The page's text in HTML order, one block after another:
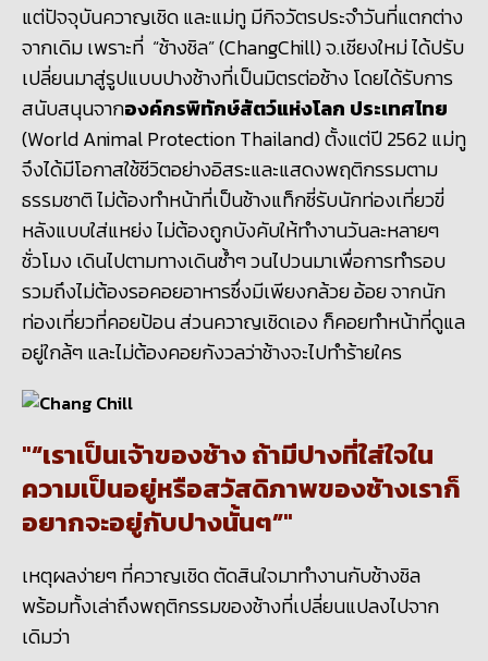
แต่ปัจจุบันควาญเชิด และแม่ทู มีกิจวัตรประจำวันที่แตกต่าง
จากเดิม เพราะที่ “ช้างชิล”(ChangChill)จ.เชียงใหม่ ได้ปรับ
เปลี่ยนมาสู่รูปแบบปางช้างที่เป็นมิตรต่อช้าง โดยได้รับการ
สนับสนุนจากองค์กรพิทักษ์สัตว์แห่งโลก ประเทศไทย
(World Animal Protection Thailand)ตั้งแต่ปี2562แม่ทู
จึงได้มีโอกาสใช้ชีวิตอย่างอิสระและแสดงพฤติกรรมตาม
ธรรมชาติ ไม่ต้องทำหน้าที่เป็นช้างแท็กซี่รับนักท่องเที่ยวขี่
หลังแบบใส่แหย่ง ไม่ต้องถูกบังคับให้ทำงานวันละหลายๆ
ชั่วโมง เดินไปตามทางเดินซ้ำๆ วนไปวนมาเพื่อการทำรอบ
รวมถึงไม่ต้องรอคอยอาหารซึ่งมีเพียงกล้วย อ้อยจากนัก
ท่องเที่ยวที่คอยป้อน ส่วนควาญเชิดเอง ก็คอยทำหน้าที่ดูแล
อยู่ใกล้ๆ และไม่ต้องคอยกังวลว่าช้างจะไปทำร้ายใคร
“เราเป็นเจ้าของช้าง ถ้ามีปางที่ใส่ใจใน
ความเป็นอยู่หรือสวัสดิภาพของช้างเราก็
อยากจะอยู่กับปางนั้นๆ”
เหตุผลง่ายๆ ที่ควาญเชิด ตัดสินใจมาทำงานกับช้างชิล
พร้อมทั้งเล่าถึงพฤติกรรมของช้างที่เปลี่ยนแปลงไปจาก
เดิมว่า